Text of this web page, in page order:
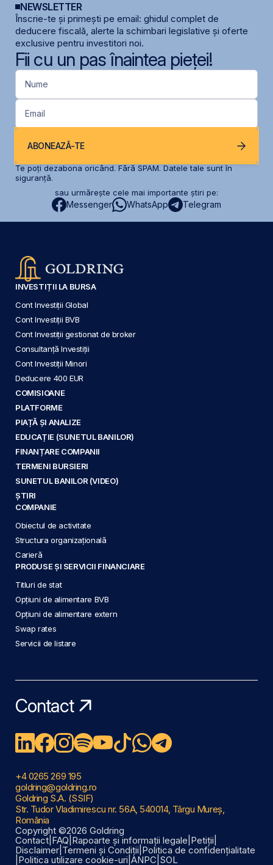
NEWSLETTER
Înscrie-te și primești pe email: ghidul complet de
deducere fiscală, alerte la schimbari legislative și oferte
exclusive pentru investitori noi.
Fii cu un pas înaintea pieței!
Nume
Email
ABONEAZĂ-TE
Te poți dezabona oricând. Fără SPAM. Datele tale sunt în
siguranță.
sau urmărește cele mai importante știri pe:
Messenger WhatsApp Telegram
INVESTIȚII LA BURSA
Cont Investiții Global
Cont Investiții BVB
Cont Investiții gestionat de broker
Consultanță Investiții
Cont Investiții Minori
Deducere 400 EUR
COMISIOANE
PLATFORME
PIAȚĂ ȘI ANALIZE
EDUCAȚIE (SUNETUL BANILOR)
FINANȚARE COMPANII
TERMENI BURSIERI
SUNETUL BANILOR (VIDEO)
ȘTIRI
COMPANIE
Obiectul de activitate
Structura organizațională
Carieră
PRODUSE ȘI SERVICII FINANCIARE
Titluri de stat
Opțiuni de alimentare BVB
Opțiuni de alimentare extern
Swap rates
Servicii de listare
Contact
+4 0265 269 195
goldring@goldring.ro
Goldring S.A. (SSIF)
Str. Tudor Vladimirescu nr. 56A, 540014, Târgu Mureș,
România
Copyright ©2026 Goldring
Contact FAQ Rapoarte și informații legale Petiții
Disclaimer Termeni și Condiții Politica de confidențialitate
Politica utilizare cookie-uri ANPC SOL